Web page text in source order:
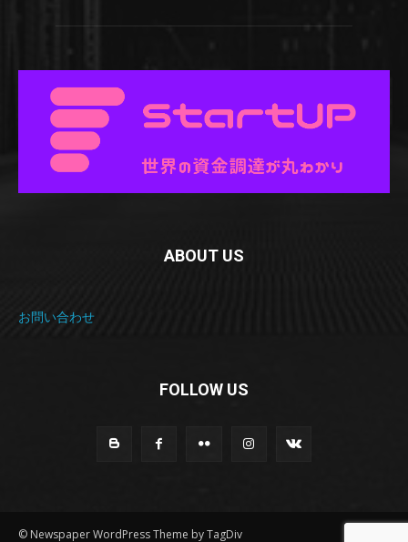
ABOUT US
お問い合わせ
FOLLOW US
© Newspaper WordPress Theme by TagDiv